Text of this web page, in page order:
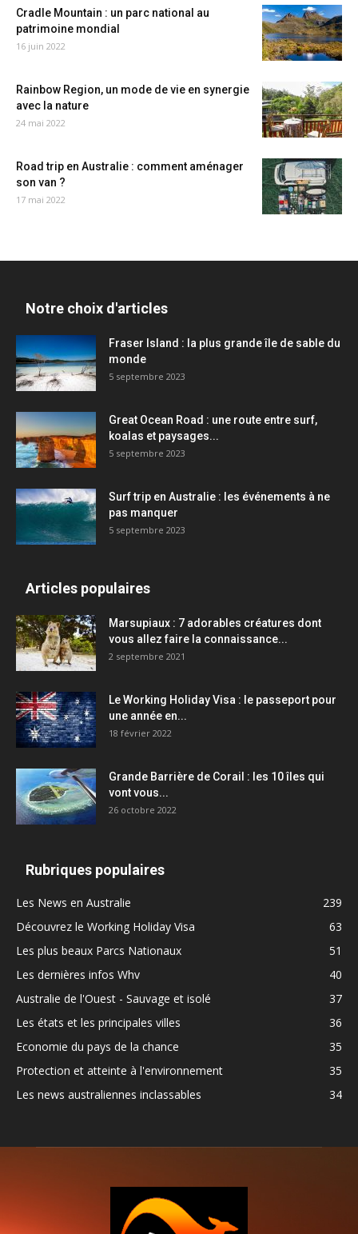
Cradle Mountain : un parc national au
patrimoine mondial
16 juin 2022
Rainbow Region, un mode de vie en synergie
avec la nature
24 mai 2022
Road trip en Australie : comment aménager
son van ?
17 mai 2022
Notre choix d'articles
Fraser Island : la plus grande île de sable du
monde
5 septembre 2023
Great Ocean Road : une route entre surf,
koalas et paysages...
5 septembre 2023
Surf trip en Australie : les événements à ne
pas manquer
5 septembre 2023
Articles populaires
Marsupiaux : 7 adorables créatures dont
vous allez faire la connaissance...
2 septembre 2021
Le Working Holiday Visa : le passeport pour
une année en...
18 février 2022
Grande Barrière de Corail : les 10 îles qui
vont vous...
26 octobre 2022
Rubriques populaires
Les News en Australie
239
Découvrez le Working Holiday Visa
63
Les plus beaux Parcs Nationaux
51
Les dernières infos Whv
40
Australie de l'Ouest - Sauvage et isolé
37
Les états et les principales villes
36
Economie du pays de la chance
35
Protection et atteinte à l'environnement
35
Les news australiennes inclassables
34